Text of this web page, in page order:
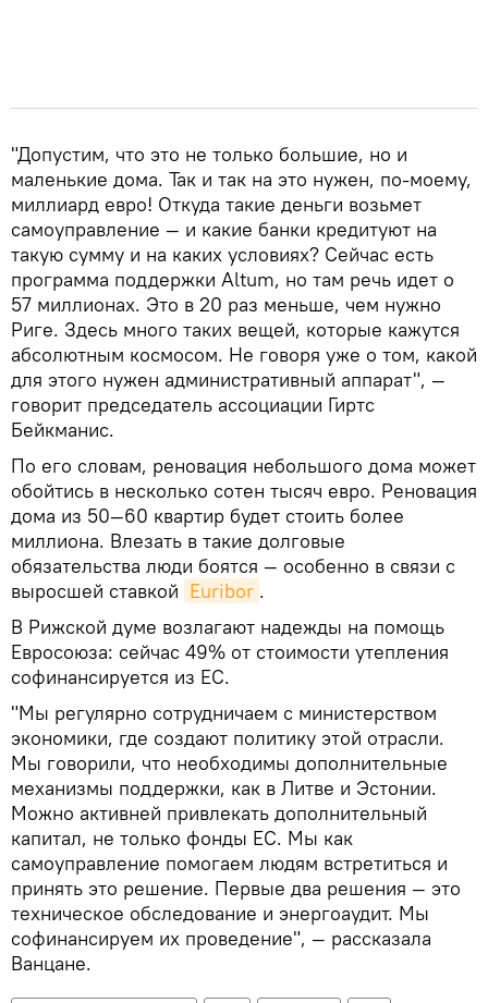
"Допустим, что это не только большие, но и
маленькие дома. Так и так на это нужен, по-моему,
миллиард евро! Откуда такие деньги возьмет
самоуправление — и какие банки кредитуют на
такую сумму и на каких условиях? Сейчас есть
программа поддержки Altum, но там речь идет о
57 миллионах. Это в 20 раз меньше, чем нужно
Риге. Здесь много таких вещей, которые кажутся
абсолютным космосом. Не говоря уже о том, какой
для этого нужен административный аппарат", —
говорит председатель ассоциации Гиртс
Бейкманис.
По его словам, реновация небольшого дома может
обойтись в несколько сотен тысяч евро. Реновация
дома из 50—60 квартир будет стоить более
миллиона. Влезать в такие долговые
обязательства люди боятся — особенно в связи с
выросшей ставкой Euribor .
В Рижской думе возлагают надежды на помощь
Евросоюза: сейчас 49% от стоимости утепления
софинансируется из ЕС.
"Мы регулярно сотрудничаем с министерством
экономики, где создают политику этой отрасли.
Мы говорили, что необходимы дополнительные
механизмы поддержки, как в Литве и Эстонии.
Можно активней привлекать дополнительный
капитал, не только фонды ЕС. Мы как
самоуправление помогаем людям встретиться и
принять это решение. Первые два решения — это
техническое обследование и энергоаудит. Мы
софинансируем их проведение", — рассказала
Ванцане.